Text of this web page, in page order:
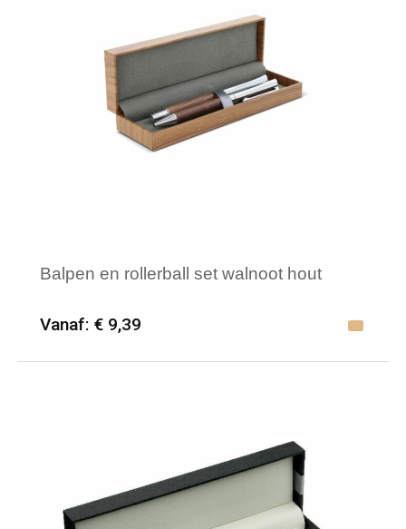
Balpen en rollerball set walnoot hout
Vanaf: € 9,39
Minimale afname: 12